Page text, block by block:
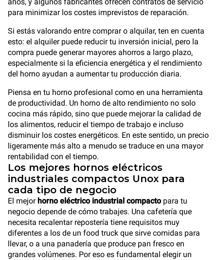
para minimizar los costes imprevistos de reparación.
Si estás valorando entre comprar o alquilar, ten en cuenta
esto: el alquiler puede reducir tu inversión inicial, pero la
compra puede generar mayores ahorros a largo plazo,
especialmente si la eficiencia energética y el rendimiento
del horno ayudan a aumentar tu producción diaria.
Piensa en tu horno profesional como en una herramienta
de productividad. Un horno de alto rendimiento no solo
cocina más rápido, sino que puede mejorar la calidad de
los alimentos, reducir el tiempo de trabajo e incluso
disminuir los costes energéticos. En este sentido, un precio
ligeramente más alto a menudo se traduce en una mayor
rentabilidad con el tiempo.
Los mejores hornos eléctricos
industriales compactos Unox para
cada tipo de negocio
El mejor horno eléctrico industrial compactopara tu
negocio depende de cómo trabajes. Una cafetería que
necesita recalentar repostería tiene requisitos muy
diferentes a los de un food truck que sirve comidas para
llevar, o a una panadería que produce pan fresco en
grandes volúmenes. Por eso es fundamental elegir un